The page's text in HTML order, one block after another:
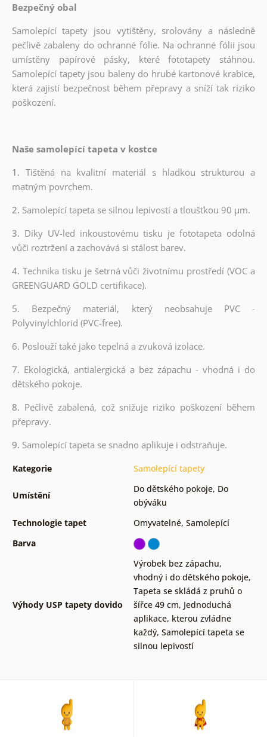
Bezpečný obal
Samolepící tapety jsou vytištěny, srolovány a následně
pečlivě zabaleny do ochranné fólie. Na ochranné fólii jsou
umístěny papírové pásky, které fototapety stáhnou.
Samolepící tapety jsou baleny do hrubé kartonové krabice,
která zajistí bezpečnost během přepravy a sníží tak riziko
poškození.
Naše samolepící tapeta v kostce
1. Tištěná na kvalitní materiál s hladkou strukturou a
matným povrchem.
2. Samolepící tapeta se silnou lepivostí a tloušťkou 90 µm.
3. Díky UV-led inkoustovému tisku je fototapeta odolná
vůči roztržení a zachovává si stálost barev.
4. Technika tisku je šetrná vůči životnímu prostředí (VOC a
GREENGUARD GOLD certifikace).
5. Bezpečný materiál, který neobsahuje PVC -
Polyvinylchlorid (PVC-free).
6. Poslouží také jako tepelná a zvuková izolace.
7. Ekologická, antialergická a bez zápachu - vhodná i do
dětského pokoje.
8. Pečlivě zabalená, což snižuje riziko poškození během
přepravy.
9. Samolepící tapeta se snadno aplikuje i odstraňuje.
Kategorie Samolepící tapety
Umístění
Do dětského pokoje, Do
obýváku
Technologie tapet
Omyvatelné, Samolepící
Barva
Výhody USP tapety dovido
Výrobek bez zápachu,
vhodný i do dětského pokoje,
Tapeta se skládá z pruhů o
šířce 49 cm, Jednoduchá
aplikace, kterou zvládne
každý, Samolepící tapeta se
silnou lepivostí